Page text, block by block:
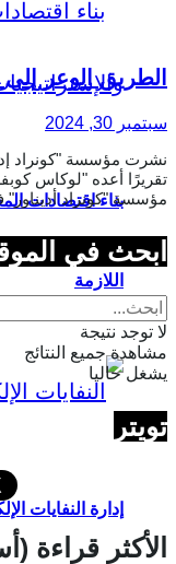
بناء اقتصادات
اللازمة
إدارة النفايات
الطريق الوعر
سبتمبر 30, 2024
مؤسسة "كونراد
ابحث في
لا توجد نتيجة
مشاهدة جميع النتائج
يشغل حاليا
تويتر
الأكثر قراءة